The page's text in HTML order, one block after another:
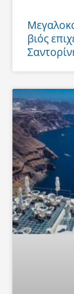
βιός